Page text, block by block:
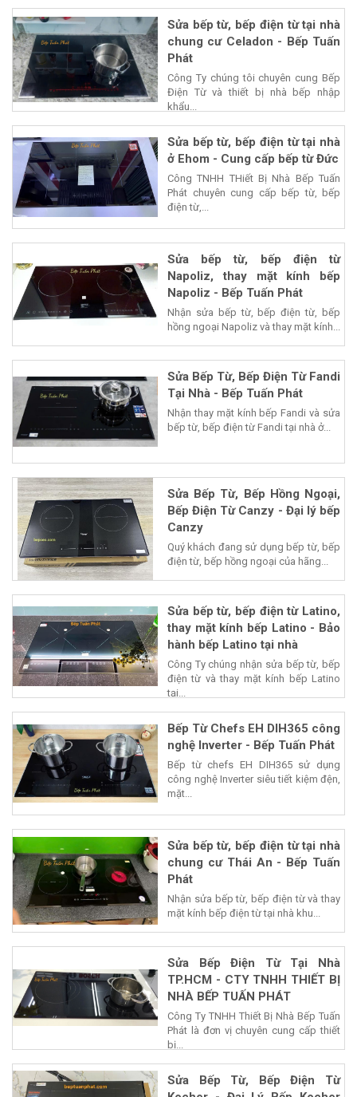
Sửa bếp từ, bếp điện từ tại nhà
chung cư Celadon - Bếp Tuấn
Phát
Công Ty chúng tôi chuyên cung Bếp
Điện Từ và thiết bị nhà bếp nhập
khẩu...
Sửa bếp từ, bếp điện từ tại nhà
ở Ehom - Cung cấp bếp từ Đức
Công TNHH THiết Bị Nhà Bếp Tuấn
Phát chuyên cung cấp bếp từ, bếp
điện từ,...
Sửa bếp từ, bếp điện từ
Napoliz, thay mặt kính bếp
Napoliz - Bếp Tuấn Phát
Nhận sửa bếp từ, bếp điện từ, bếp
hồng ngoại Napoliz và thay mặt kính...
Sửa Bếp Từ, Bếp Điện Từ Fandi
Tại Nhà - Bếp Tuấn Phát
Nhận thay mặt kính bếp Fandi và sửa
bếp từ, bếp điện từ Fandi tại nhà ở...
Sửa Bếp Từ, Bếp Hồng Ngoại,
Bếp Điện Từ Canzy - Đại lý bếp
Canzy
Quý khách đang sử dụng bếp từ, bếp
điện từ, bếp hồng ngoại của hãng...
Sửa bếp từ, bếp điện từ Latino,
thay mặt kính bếp Latino - Bảo
hành bếp Latino tại nhà
Công Ty chúng nhận sửa bếp từ, bếp
điện từ và thay mặt kính bếp Latino
tại...
Bếp Từ Chefs EH DIH365 công
nghệ Inverter - Bếp Tuấn Phát
Bếp từ chefs EH DIH365 sử dụng
công nghệ Inverter siêu tiết kiệm đện,
mặt...
Sửa bếp từ, bếp điện từ tại nhà
chung cư Thái An - Bếp Tuấn
Phát
Nhận sửa bếp từ, bếp điện từ và thay
mặt kính bếp điện từ tại nhà khu...
Sửa Bếp Điện Từ Tại Nhà
TP.HCM - CTY TNHH THIẾT BỊ
NHÀ BẾP TUẤN PHÁT
Công Ty TNHH Thiết Bị Nhà Bếp Tuấn
Phát là đơn vị chuyên cung cấp thiết
bị...
Sửa Bếp Từ, Bếp Điện Từ